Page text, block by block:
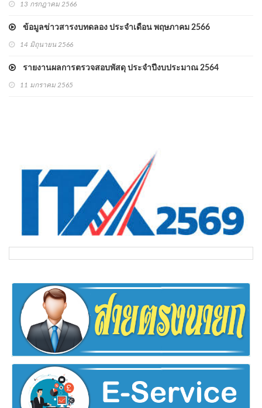
13 กรกฎาคม 2566
ข้อมูลข่าวสารงบทดลอง ประจำเดือน พฤษภาคม 2566
14 มิถุนายน 2566
รายงานผลการตรวจสอบพัสดุ ประจำปีงบประมาณ 2564
11 มกราคม 2565